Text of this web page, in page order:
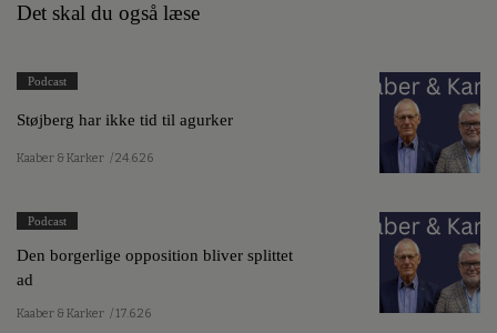
Det skal du også læse
Podcast
Støjberg har ikke tid til agurker
Kaaber & Karker / 24.6.26
Podcast
Den borgerlige opposition bliver splittet
ad
Kaaber & Karker / 17.6.26